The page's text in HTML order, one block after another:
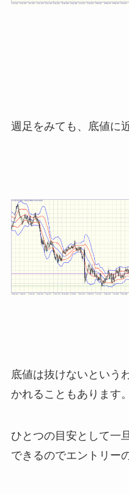
週足をみても、底値に
底値は抜けないという
かれることもあります。
ひとつの目安として一
できるのでエントリー